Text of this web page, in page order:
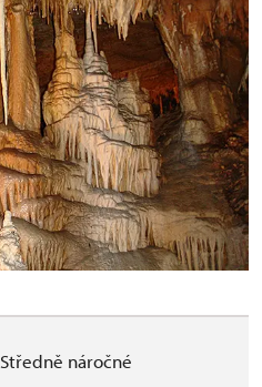
Středně náročné